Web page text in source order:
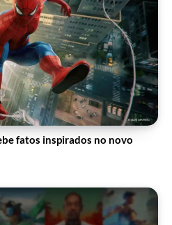
fatos inspirados no novo